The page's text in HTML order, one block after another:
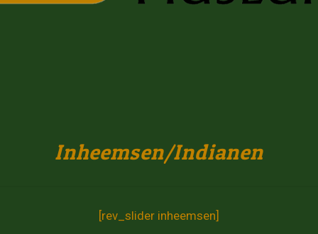
Inheemsen/Indianen
[rev_slider inheemsen]